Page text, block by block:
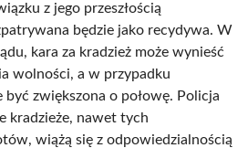
z jego przeszłością
będzie jako recydywa. W
kara za kradzież może wynieść
wolności, a w przypadku
być zwiększona o połowę. Policja
kradzieże, nawet tych
wiążą się z odpowiedzialnością